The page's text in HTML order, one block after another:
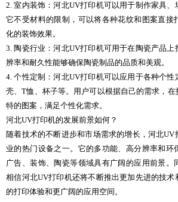
2. 室内装饰：河北UV打印机可以用于制作家具、
它不受材料的限制，可以将各种花纹和图案直接
化的装饰效果。
3. 陶瓷行业：河北UV打印机可用于在陶瓷产品
辨率和耐久性能够确保陶瓷制品的品质和美观。
4. 个性定制：河北UV打印机可以应用于各种个
壳、T恤、杯子等。用户可以根据自己的需求，
特的图案，满足个性化需求。
河北UV打印机的发展前景如何？
随着技术的不断进步和市场需求的增长，河北
业的热门设备之一。它的多功能、高分辨率和环
广告、装饰、陶瓷等领域具有广阔的应用前景。
相信河北UV打印机还将不断推出更加先进的技
的打印体验和更广阔的应用空间。